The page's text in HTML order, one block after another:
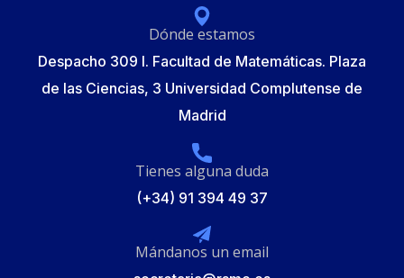
Dónde estamos
Despacho 309 I. Facultad de Matemáticas. Plaza
de las Ciencias, 3 Universidad Complutense de
Madrid
Tienes alguna duda
(+34) 91 394 49 37
Mándanos un email